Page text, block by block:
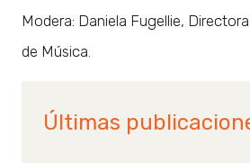
Modera: Daniela Fugellie,
de Música.
Últimas